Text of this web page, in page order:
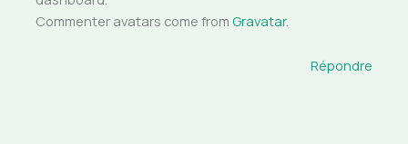
Commenter avatars come fromGravatar.
Répondre